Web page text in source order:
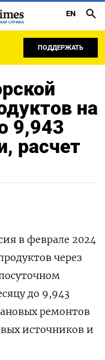
СЛУЖБА
EN
ПОДДЕРЖАТЬ
на
9,943
расчет
в феврале 2024
через
до 9,943
ремонтов
источников и